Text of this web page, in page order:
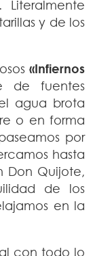
y de los
«Infiernos
de fuentes
agua brota
o en forma
por
hasta
Don Quijote,
de los
en la
con todo lo